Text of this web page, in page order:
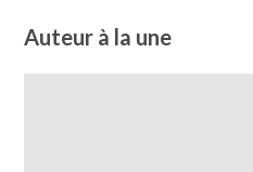
Auteur à la une